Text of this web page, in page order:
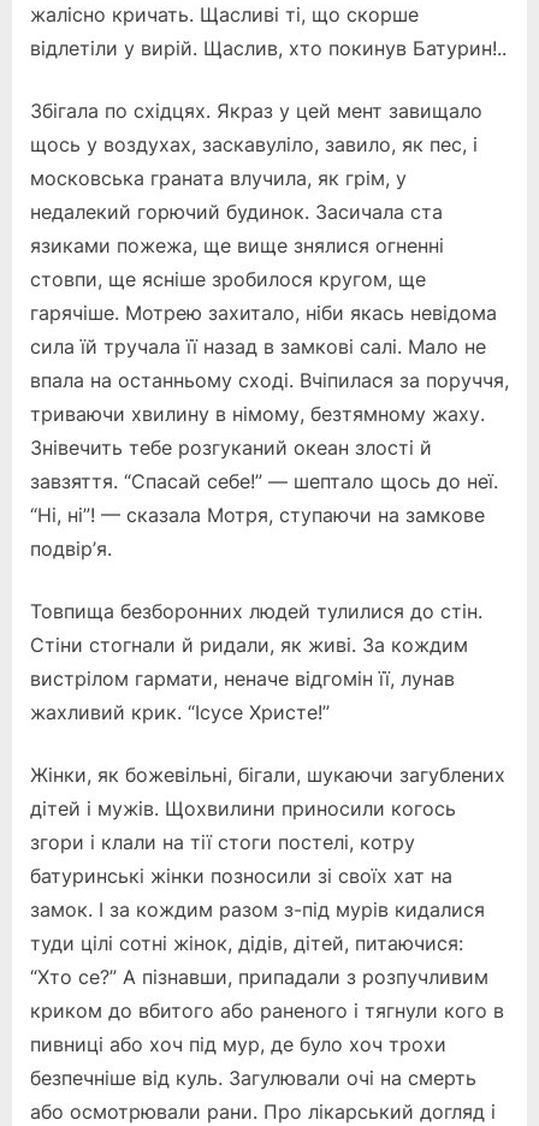
жалісно кричать. Щасливі ті, що скорше
відлетіли у вирій. Щаслив, хто покинув Батурин!..
Збігала по східцях. Якраз у цей мент завищало
щось у воздухах, заскавуліло, завило, як пес, і
московська граната влучила, як грім, у
недалекий горючий будинок. Засичала ста
язиками пожежа, ще вище знялися огненні
стовпи, ще ясніше зробилося кругом, ще
гарячіше. Мотрею захитало, ніби якась невідома
сила їй тручала її назад в замкові салі. Мало не
впала на останньому сході. Вчіпилася за поруччя,
триваючи хвилину в німому, безтямному жаху.
Знівечить тебе розгуканий океан злості й
завзяття. “Спасай себе!” — шептало щось до неї.
“Ні, ні”! — сказала Мотря, ступаючи на замкове
подвір’я.
Товпища безборонних людей тулилися до стін.
Стіни стогнали й ридали, як живі. За кождим
вистрілом гармати, неначе відгомін її, лунав
жахливий крик. “Ісусе Христе!”
Жінки, як божевільні, бігали, шукаючи загублених
дітей і мужів. Щохвилини приносили когось
згори і клали на тії стоги постелі, котру
батуринські жінки позносили зі своїх хат на
замок. І за кождим разом з-під мурів кидалися
туди цілі сотні жінок, дідів, дітей, питаючися:
“Хто се?” А пізнавши, припадали з розпучливим
криком до вбитого або раненого і тягнули кого в
пивниці або хоч під мур, де було хоч трохи
безпечніше від куль. Загулювали очі на смерть
або осмотрювали рани. Про лікарський догляд і